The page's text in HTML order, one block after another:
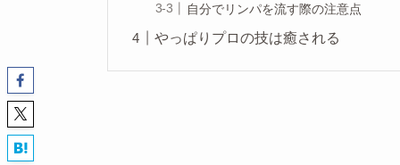
自分でリンパを流す際の注意点
やっぱりプロの技は癒される